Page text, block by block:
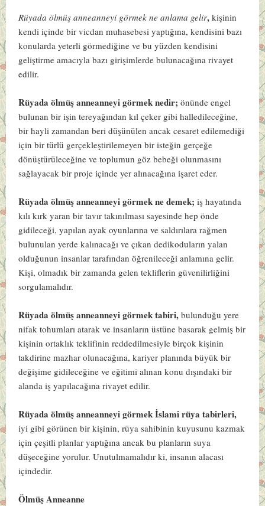
Rüyada ölmüş anneanneyi görmek ne anlama gelir, kişinin
kendi içinde bir vicdan muhasebesi yaptığına, kendisini bazı
konularda yeterli görmediğine ve bu yüzden kendisini
geliştirme amacıyla bazı girişimlerde bulunacağına rivayet
edilir.
Rüyada ölmüş anneanneyi görmek nedir; önünde engel
bulunan bir işin tereyağından kıl çeker gibi halledileceğine,
bir hayli zamandan beri düşünülen ancak cesaret edilemediği
için bir türlü gerçekleştirilemeyen bir isteğin gerçeğe
dönüştürüleceğine ve toplumun göz bebeği olunmasını
sağlayacak bir proje içinde yer alınacağına işaret eder.
Rüyada ölmüş anneanneyi görmek ne demek; iş hayatında
kılı kırk yaran bir tavır takınılması sayesinde hep önde
gidileceği, yapılan ayak oyunlarına ve saldırılara rağmen
bulunulan yerde kalınacağı ve çıkan dedikoduların yalan
olduğunun insanlar tarafından öğrenileceği anlamına gelir.
Kişi, olmadık bir zamanda gelen tekliflerin güvenilirliğini
sorgulamalıdır.
Rüyada ölmüş anneanneyi görmek tabiri, bulunduğu yere
nifak tohumları atarak ve insanların üstüne basarak gelmiş bir
kişinin ortaklık teklifinin reddedilmesiyle birçok kişinin
takdirine mazhar olunacağına, kariyer planında büyük bir
değişime gidileceğine ve eğitimi alınan konu dışındaki bir
alanda iş yapılacağına rivayet edilir.
Rüyada ölmüş anneanneyi görmek İslami rüya tabirleri,
iyi gibi görünen bir kişinin, rüya sahibinin kuyusunu kazmak
için çeşitli planlar yaptığına ancak bu planların suya
düşeceğine yorulur. Unutulmamalıdır ki, insanın alacası
içindedir.
Ölmüş Anneanne